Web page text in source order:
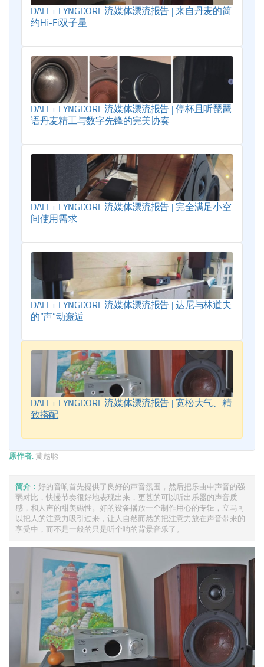
DALI + LYNGDORF 流媒体漂流报告 | 来自丹麦的简
约Hi-Fi双子星
DALI + LYNGDORF 流媒体漂流报告 | 停杯且听琵琶
语丹麦精工与数字先锋的完美协奏
DALI + LYNGDORF 流媒体漂流报告 | 完全满足小空
间使用需求
DALI + LYNGDORF 流媒体漂流报告 | 达尼与林道夫
的“声”动邂逅
DALI + LYNGDORF 流媒体漂流报告 | 宽松大气、精
致搭配
原作者: 黄越聪
简介： 好的音响首先提供了良好的声音氛围，然后把乐曲中声音的强
弱对比，快慢节奏很好地表现出来，更甚的可以听出乐器的声音质
感，和人声的甜美磁性。好的设备播放一个制作用心的专辑，立马可
以把人的注意力吸引过来，让人自然而然的把注意力放在声音带来的
享受中，而不是一般的只是听个响的背景音乐了。